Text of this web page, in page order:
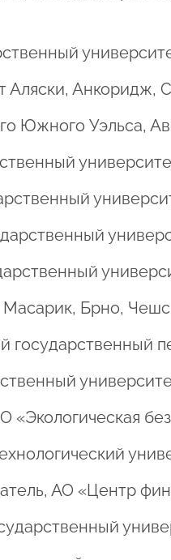
Аляски, Анкоридж,
Южного Уэльса,
Брно,
государственный
АО «Центр